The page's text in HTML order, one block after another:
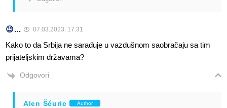
😉... 07.03.2023. 17:31
Kako to da Srbija ne sarađuje u vazdušnom saobračaju sa tim
prijateljskim državama?
Odgovori
Alen Šćuric Author